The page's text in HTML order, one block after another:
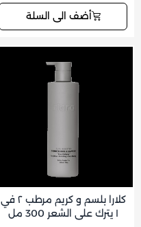
أضف الى السلة
كلارا بلسم و كريم مرطب ٢ في
١ يترك على الشعر 300 مل